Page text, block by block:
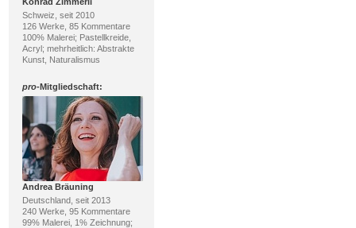
Schweiz, seit 2010
126 Werke, 85 Kommentare
100% Malerei; Pastellkreide,
Acryl; mehrheitlich: Abstrakte
Kunst, Naturalismus
pro-Mitgliedschaft:
Andrea Bräuning
Deutschland, seit 2013
240 Werke, 95 Kommentare
99% Malerei, 1% Zeichnung;